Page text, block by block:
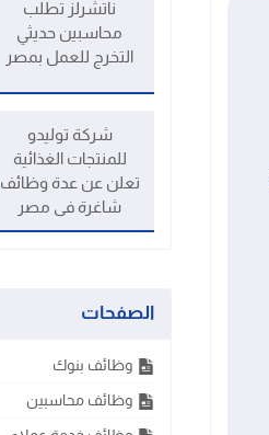
ناتشرلز تطلب
محاسبين حديثي
التخرج للعمل بمصر
شركة توليدو
للمنتجات الغذائية
تعلن عن عدة وظائف
شاغرة فى مصر
الصفحات
وظائف بنوك
وظائف محاسبين